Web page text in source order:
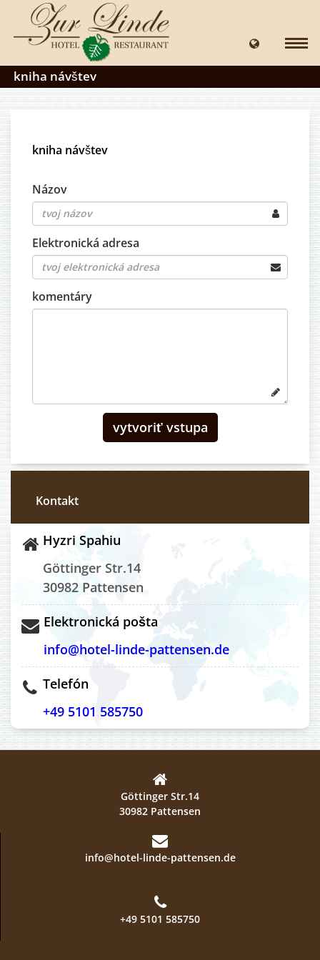
kniha návštev
kniha návštev
Názov
Elektronická adresa
komentáry
Kontakt
Hyzri Spahiu
Göttinger Str.14
30982 Pattensen
Elektronická pošta
info@hotel-linde-pattensen.de
Telefón
+49 5101 585750
Göttinger Str.14
30982 Pattensen
info@hotel-linde-pattensen.de
+49 5101 585750